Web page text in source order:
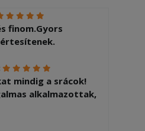
finom.Gyors
mindig a srácok!
alkalmazottak,